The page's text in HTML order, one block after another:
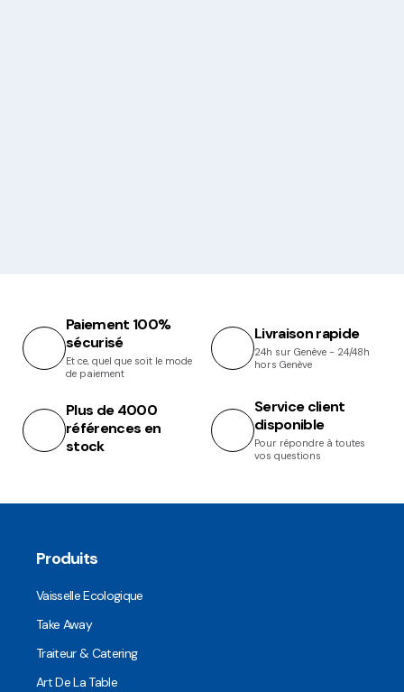
Paiement 100%
sécurisé
Et ce, quel que soit le mode
de paiement
Livraison rapide
24h sur Genève - 24/48h
hors Genève
Plus de 4000
références en
stock
Service client
disponible
Pour répondre à toutes
vos questions
Produits
Vaisselle Ecologique
Take Away
Traiteur & Catering
Art De La Table